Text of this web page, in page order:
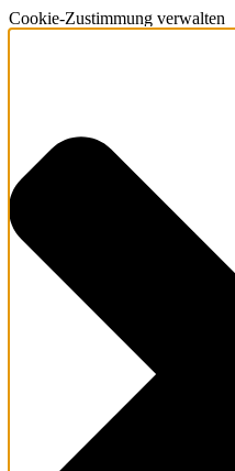
Cookie-Zustimmung verwalten